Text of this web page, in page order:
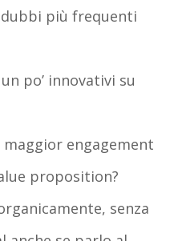
più frequenti
po’ innovativi su
engagement
proposition?
senza